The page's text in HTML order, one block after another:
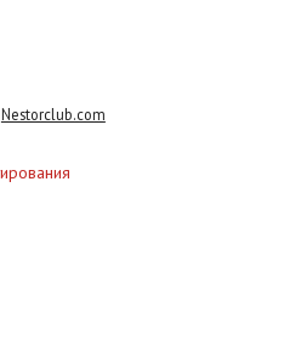
Nestorclub.com